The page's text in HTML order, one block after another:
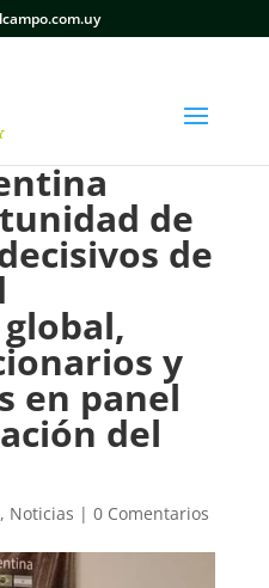
de
de
y
en panel
del
, Noticias | 0 Comentarios